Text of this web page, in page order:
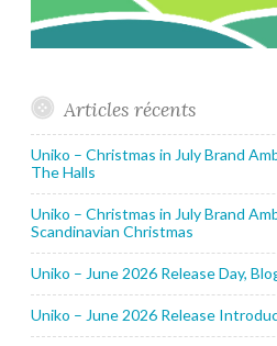
Articles récents
Uniko – Christmas in July Brand
The Halls
Uniko – Christmas in July Brand
Scandinavian Christmas
Uniko – June 2026 Release Day,
Uniko – June 2026 Release